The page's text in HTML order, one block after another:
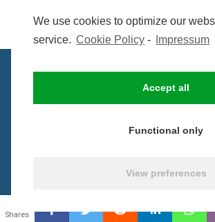
We use cookies to optimize our
service. Cookie Policy - Impressum
Accept all
Functional only
View preferences
Shares